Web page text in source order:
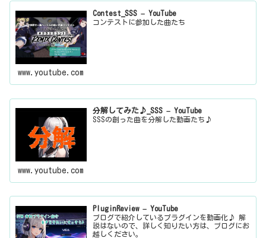
Contest_SSS – YouTube
コンテストに参加した曲たち
www.youtube.com
分解してみた♪_SSS – YouTube
SSSの創った曲を分解した動画たち♪
www.youtube.com
PluginReview – YouTube
ブログで紹介しているプラグインを動画化♪ 解
説はないので、詳しく知りたい方は、ブログにお
越しください。